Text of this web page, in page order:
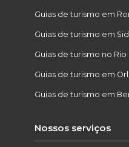
Guias de turismo em
Guias de turismo em
Guias de turismo no Rio
Guias de turismo em
Guias de turismo em
Nossos serviços